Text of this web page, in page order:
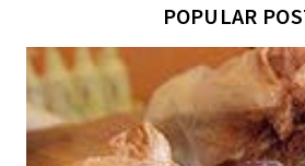
POPULAR